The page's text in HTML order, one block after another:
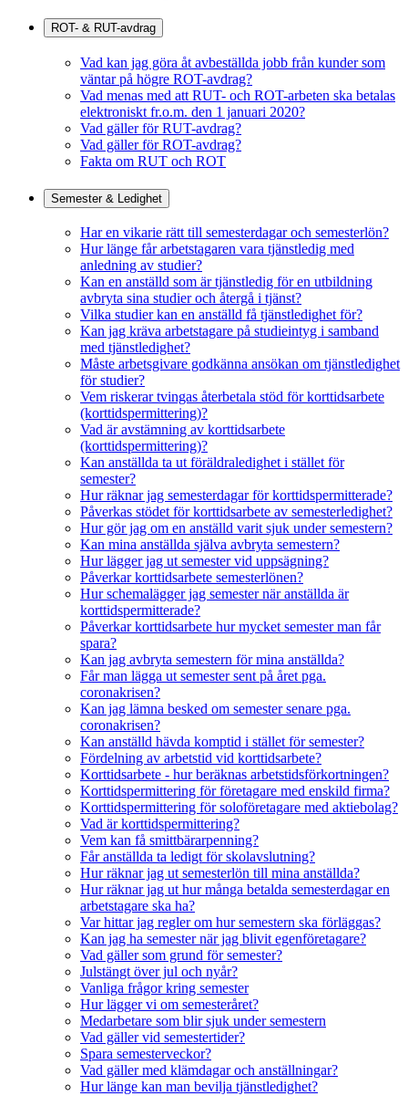
ROT- & RUT-avdrag
Vad kan jag göra åt avbeställda jobb från kunder som
väntar på högre ROT-avdrag?
Vad menas med att RUT- och ROT-arbeten ska betalas
elektroniskt fr.o.m. den 1 januari 2020?
Vad gäller för RUT-avdrag?
Vad gäller för ROT-avdrag?
Fakta om RUT och ROT
Semester & Ledighet
Har en vikarie rätt till semesterdagar och semesterlön?
Hur länge får arbetstagaren vara tjänstledig med
anledning av studier?
Kan en anställd som är tjänstledig för en utbildning
avbryta sina studier och återgå i tjänst?
Vilka studier kan en anställd få tjänstledighet för?
Kan jag kräva arbetstagare på studieintyg i samband
med tjänstledighet?
Måste arbetsgivare godkänna ansökan om tjänstledighet
för studier?
Vem riskerar tvingas återbetala stöd för korttidsarbete
(korttidspermittering)?
Vad är avstämning av korttidsarbete
(korttidspermittering)?
Kan anställda ta ut föräldraledighet i stället för
semester?
Hur räknar jag semesterdagar för korttidspermitterade?
Påverkas stödet för korttidsarbete av semesterledighet?
Hur gör jag om en anställd varit sjuk under semestern?
Kan mina anställda själva avbryta semestern?
Hur lägger jag ut semester vid uppsägning?
Påverkar korttidsarbete semesterlönen?
Hur schemalägger jag semester när anställda är
korttidspermitterade?
Påverkar korttidsarbete hur mycket semester man får
spara?
Kan jag avbryta semestern för mina anställda?
Får man lägga ut semester sent på året pga.
coronakrisen?
Kan jag lämna besked om semester senare pga.
coronakrisen?
Kan anställd hävda komptid i stället för semester?
Fördelning av arbetstid vid korttidsarbete?
Korttidsarbete - hur beräknas arbetstidsförkortningen?
Korttidspermittering för företagare med enskild firma?
Korttidspermittering för soloföretagare med aktiebolag?
Vad är korttidspermittering?
Vem kan få smittbärarpenning?
Får anställda ta ledigt för skolavslutning?
Hur räknar jag ut semesterlön till mina anställda?
Hur räknar jag ut hur många betalda semesterdagar en
arbetstagare ska ha?
Var hittar jag regler om hur semestern ska förläggas?
Kan jag ha semester när jag blivit egenföretagare?
Vad gäller som grund för semester?
Julstängt över jul och nyår?
Vanliga frågor kring semester
Hur lägger vi om semesteråret?
Medarbetare som blir sjuk under semestern
Vad gäller vid semestertider?
Spara semesterveckor?
Vad gäller med klämdagar och anställningar?
Hur länge kan man bevilja tjänstledighet?